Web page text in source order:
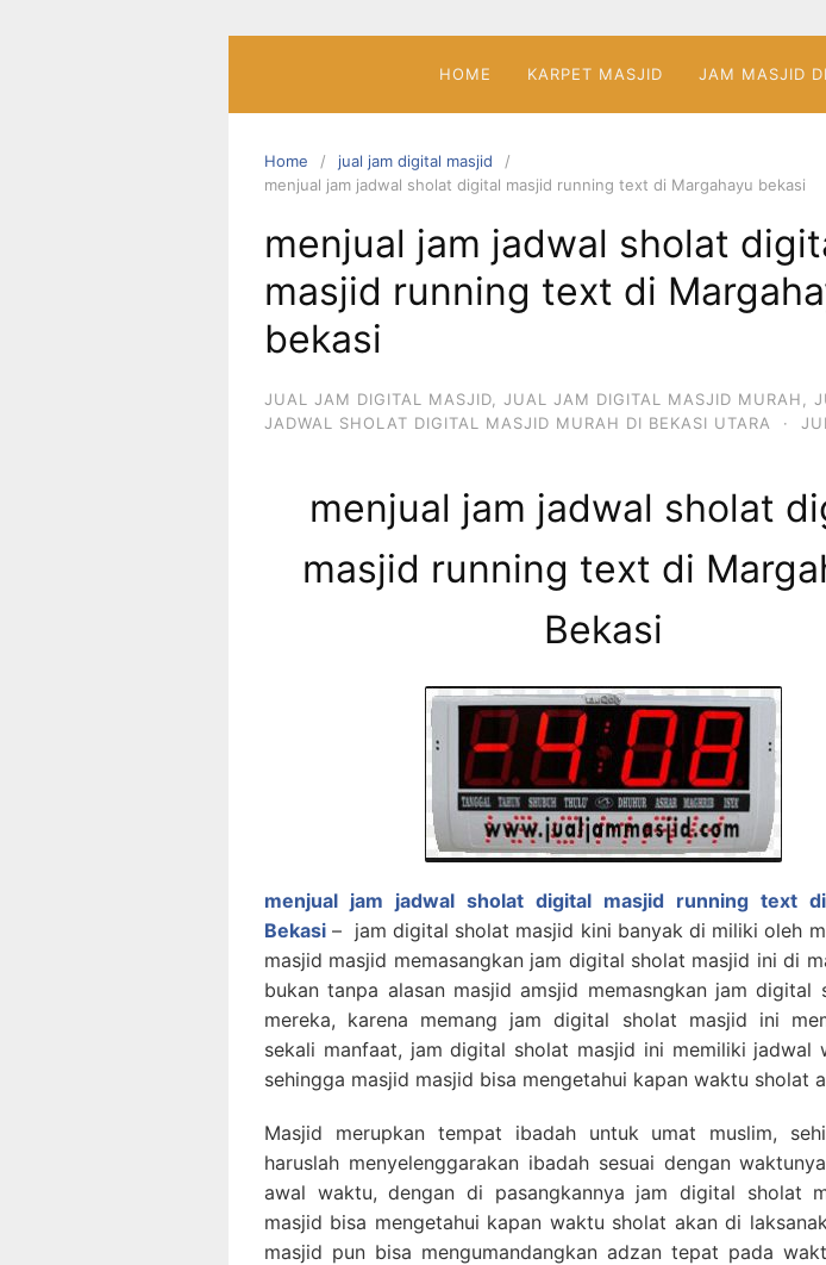
HOME KARPET MASJID JAM MASJID
Home
jual jam digital masjid
menjual jam jadwal sholat digital masjid running text di Margahayu bekasi
menjual jam jadwal sholat
masjid running text di
bekasi
JUAL JAM DIGITAL MASJID JUAL JAM DIGITAL MASJID MURAH
JADWAL SHOLAT DIGITAL MASJID MURAH DI BEKASI UTARA
·
menjual jam jadwal sholat
masjid running text di
Bekasi
menjual jam jadwal sholat digital masjid running text
Bekasi – jam digital sholat masjid kini banyak di miliki oleh
masjid masjid memasangkan jam digital sholat masjid ini di
bukan tanpa alasan masjid amsjid memasngkan jam digital
mereka, karena memang jam digital sholat masjid ini
sekali manfaat, jam digital sholat masjid ini memiliki jadwal
sehingga masjid masjid bisa mengetahui kapan waktu sholat
Masjid merupkan tempat ibadah untuk umat muslim,
haruslah menyelenggarakan ibadah sesuai dengan
awal waktu, dengan di pasangkannya jam digital sholat
masjid bisa mengetahui kapan waktu sholat akan di
masjid pun bisa mengumandangkan adzan tepat pada